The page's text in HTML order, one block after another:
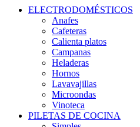
ELECTRODOMÉSTICOS
Anafes
Cafeteras
Calienta platos
Campanas
Heladeras
Hornos
Lavavajillas
Microondas
Vinoteca
PILETAS DE COCINA